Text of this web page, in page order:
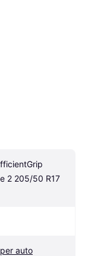
2 205/50 R17
auto